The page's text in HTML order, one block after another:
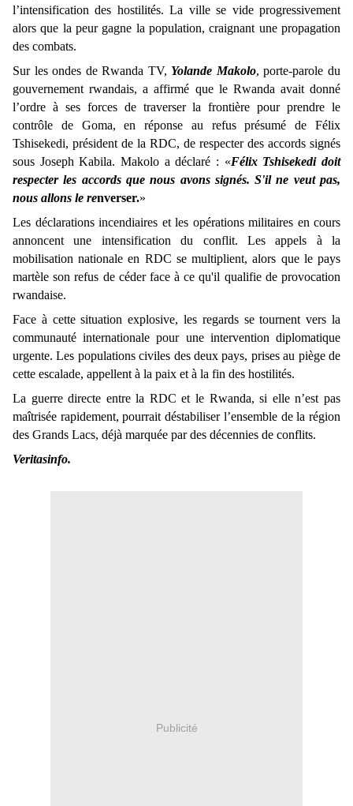
l’intensification des hostilités. La ville se vide progressivement
alors que la peur gagne la population, craignant une propagation
des combats.
Sur les ondes de Rwanda TV, Yolande Makolo, porte-parole du
gouvernement rwandais, a affirmé que le Rwanda avait donné
l’ordre à ses forces de traverser la frontière pour prendre le
contrôle de Goma, en réponse au refus présumé de Félix
Tshisekedi, président de la RDC, de respecter des accords signés
sous Joseph Kabila. Makolo a déclaré : «Félix Tshisekedi doit
respecter les accords que nous avons signés. S'il ne veut pas,
nous allons le renverser.»
Les déclarations incendiaires et les opérations militaires en cours
annoncent une intensification du conflit. Les appels à la
mobilisation nationale en RDC se multiplient, alors que le pays
martèle son refus de céder face à ce qu'il qualifie de provocation
rwandaise.
Face à cette situation explosive, les regards se tournent vers la
communauté internationale pour une intervention diplomatique
urgente. Les populations civiles des deux pays, prises au piège de
cette escalade, appellent à la paix et à la fin des hostilités.
La guerre directe entre la RDC et le Rwanda, si elle n’est pas
maîtrisée rapidement, pourrait déstabiliser l’ensemble de la région
des Grands Lacs, déjà marquée par des décennies de conflits.
Veritasinfo.
Publicité